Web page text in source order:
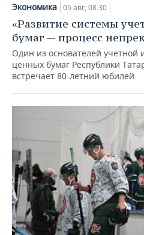
Экономика 05 авг, 08:30
«Развитие системы
бумаг — процесс
Один из основателей учетной
ценных бумаг Республики
встречает 80-летний юбилей